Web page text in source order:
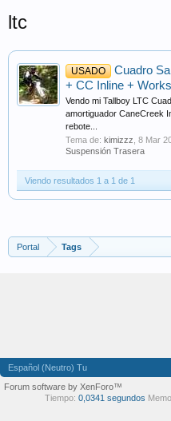
ltc
USADO
Cuadro
+ CC Inline +
Vendo mi Tallboy LTC
amortiguador CaneCreek
rebote...
Tema de: kimizzz 8 Mar
Suspensión Trasera
Viendo resultados 1 a 1 de 1
Portal Tags
Español (Neutro) Tu
Forum software by XenForo™
Tiempo: 0,0341 segundos